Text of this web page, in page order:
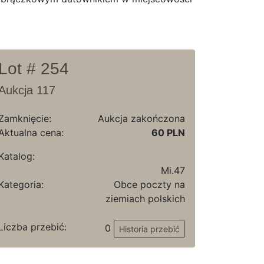
# 254
117
Aukcja zakończona
cena:
60 PLN
Mi.47
Obce poczty na
ziemiach polskich
przebić: 0 Historia przebić